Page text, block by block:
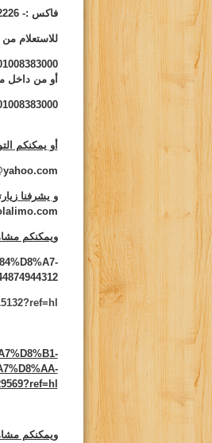
فاكس :- 0020237612226
للاستعلام
أو من داخل
أو يمكنكم
و يشرفنا
ويمكنكم
ويمكنكم